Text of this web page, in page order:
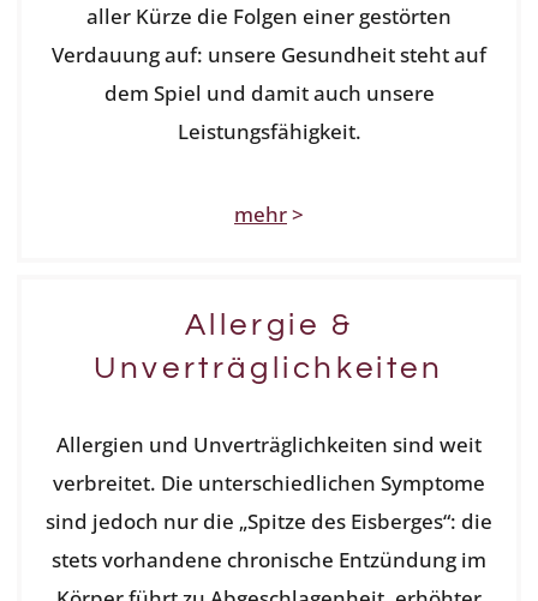
aller Kürze die Folgen einer gestörten
Verdauung auf: unsere Gesundheit steht auf
dem Spiel und damit auch unsere
Leistungsfähigkeit.
mehr>
Allergie &
Unverträglichkeiten
Allergien und Unverträglichkeiten sind weit
verbreitet. Die unterschiedlichen Symptome
sind jedoch nur die „Spitze des Eisberges“: die
stets vorhandene chronische Entzündung im